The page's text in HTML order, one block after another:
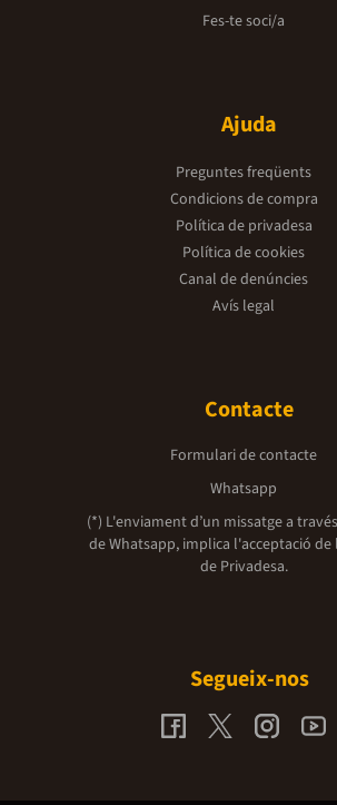
Fes-te soci/a
Ajuda
Preguntes freqüents
Condicions de compra
Política de privadesa
Política de cookies
Canal de denúncies
Avís legal
Contacte
Formulari de contacte
Whatsapp
(*) L'enviament d’un missatge a
de Whatsapp, implica l'acceptació de
de Privadesa.
Segueix-nos